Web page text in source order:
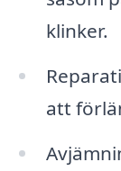
klinker.
att